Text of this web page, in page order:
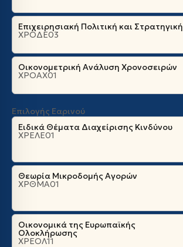
Επιχειρησιακή Πολιτική και Στρατηγική
ΧΡΟΔΕ03
Οικονομετρική Ανάλυση Χρονοσειρών
ΧΡΟΑΧ01
Επιλογής Εαρινού
Ειδικά Θέματα Διαχείρισης Κινδύνου
ΧΡΕΛΕ01
Θεωρία Μικροδομής Αγορών
ΧΡΘΜΑ01
Οικονομικά της Ευρωπαϊκής
Ολοκλήρωσης
ΧΡΕΟΛ11